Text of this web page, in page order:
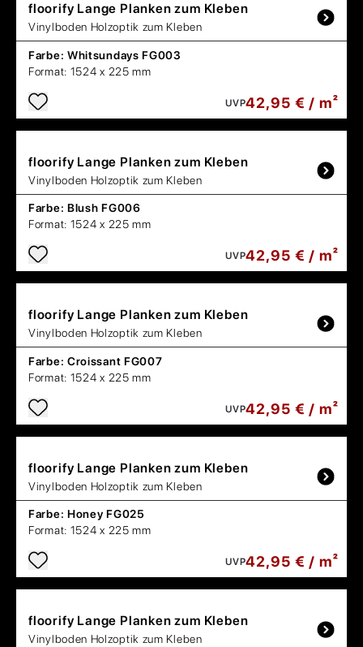
floorify Lange Planken zum Kleben
Vinylboden Holzoptik zum Kleben
Farbe: Whitsundays FG003
Format: 1524 x 225 mm
UVP42,95 € / m²
floorify Lange Planken zum Kleben
Vinylboden Holzoptik zum Kleben
Farbe: Blush FG006
Format: 1524 x 225 mm
UVP42,95 € / m²
floorify Lange Planken zum Kleben
Vinylboden Holzoptik zum Kleben
Farbe: Croissant FG007
Format: 1524 x 225 mm
UVP42,95 € / m²
floorify Lange Planken zum Kleben
Vinylboden Holzoptik zum Kleben
Farbe: Honey FG025
Format: 1524 x 225 mm
UVP42,95 € / m²
floorify Lange Planken zum Kleben
Vinylboden Holzoptik zum Kleben